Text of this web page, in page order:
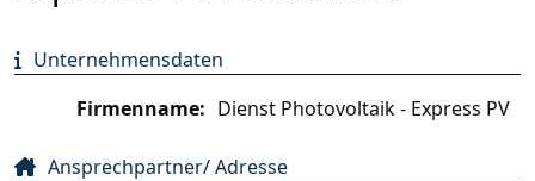
Unternehmensdaten
Firmenname: Dienst Photovoltaik - Express PV
Ansprechpartner/ Adresse